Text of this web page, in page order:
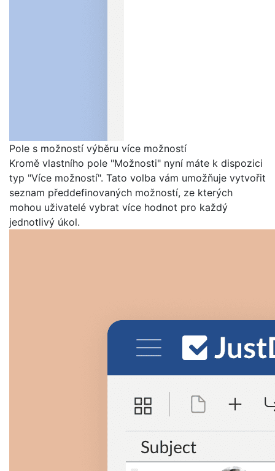
Pole s možností výběru více možností
Kromě vlastního pole "Možnosti" nyní máte k dispozici
typ "Více možností". Tato volba vám umožňuje vytvořit
seznam předdefinovaných možností, ze kterých
mohou uživatelé vybrat více hodnot pro každý
jednotlivý úkol.